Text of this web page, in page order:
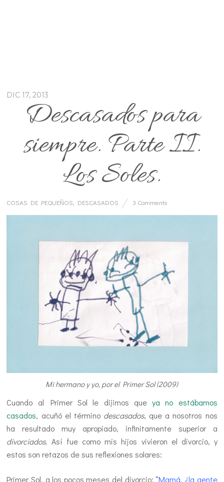
DIC 17, 2013
Descasados para
siempre. Parte II.
Los Soles.
COSAS DE PEQUEÑOS DESCASADOS 3 Comments
Mi hermano y yo, por el Primer Sol (2009)
Cuando al Primer Sol le dijimos queya no estábamos
casados, acuñó el término descasados, que a nosotros nos
ha resultado muy apropiado, infinitamente superior a
divorciados. Así fue como mis hijos vivieron el divorcio, y
estos son retazos de sus reflexiones solares:
Primer Sol, a los pocos meses del divorcio: “Mamá, ¿la gente